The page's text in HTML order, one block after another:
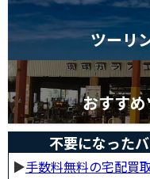
ツーリ
おすす
不要になった
▶︎手数料無料の宅配買